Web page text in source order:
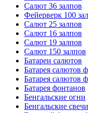
Салют 36 залпов
Фейерверк 100
Салют 25 залпов
Салют 16 залпов
Салют 19 залпов
Салют 150 залпов
Батареи салютов
Батарея салютов
Батарея салютов
Батарея фонтанов
Бенгальские огни
Бенгальские свечи